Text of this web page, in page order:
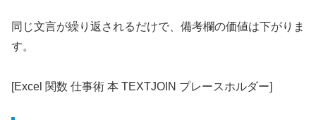
同じ文言が繰り返されるだけで、備考欄の価値は下がりま
す。
[Excel 関数 仕事術 本 TEXTJOIN プレースホルダー]